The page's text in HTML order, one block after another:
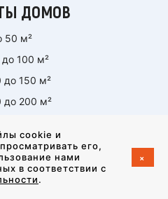
ДОМОВ
50 м²
до 100 м²
до 150 м²
до 200 м²
250 м²
cookie и
его,
нами
в соответствии с
.
+